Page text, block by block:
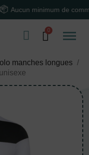
minimum de commande
manches longues